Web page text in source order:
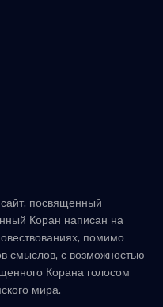
посвященный
Коран написан на
помимо
смыслов, с возможностью
Корана голосом
мира.